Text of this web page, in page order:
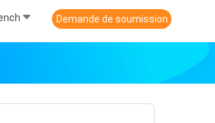
Demande de soumission